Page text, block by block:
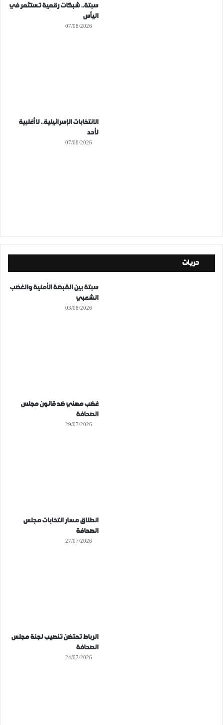
سبتة.. شبكات رقمية تستثمر في
اليأس
07/08/2026
الانتخابات الإسرائيلية.. لا أغلبية
لأحد
07/08/2026
حريات
سبتة بين القبضة الأمنية والغضب
الشعبي
03/08/2026
غضب مهني ضد قانون مجلس
الصحافة
29/07/2026
انطلاق مسار انتخابات مجلس
الصحافة
27/07/2026
الرباط تحتضن تنصيب لجنة مجلس
الصحافة
24/07/2026